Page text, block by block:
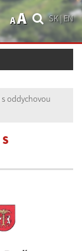
SK|EN
AA
oddychovou